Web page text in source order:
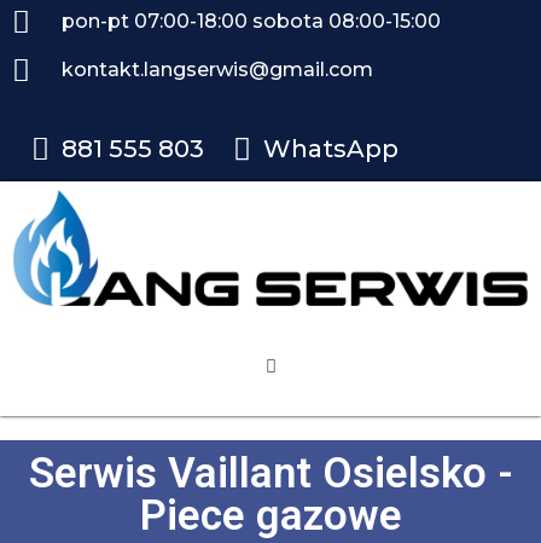
pon-pt 07:00-18:00 sobota 08:00-15:00
kontakt.langserwis@gmail.com
881 555 803 WhatsApp
Serwis Vaillant Osielsko -
Piece gazowe